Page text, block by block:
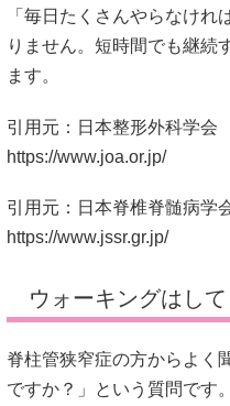
「毎日たくさんやらなけ
りません。短時間でも継続
ます。
引用元：日本整形外科学会
https://www.joa.or.jp/
引用元：日本脊椎脊髄病学
https://www.jssr.gr.jp/
ウォーキングはして
脊柱管狭窄症の方からよく
ですか？」という質問です。